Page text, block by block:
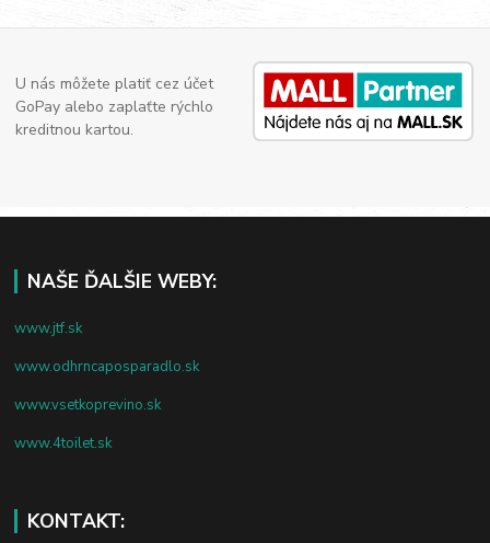
U nás môžete platiť cez účet
GoPay alebo zaplaťte rýchlo
kreditnou kartou.
NAŠE ĎALŠIE WEBY:
www.jtf.sk
www.odhrncaposparadlo.sk
www.vsetkoprevino.sk
www.4toilet.sk
KONTAKT: